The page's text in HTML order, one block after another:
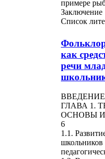
примере
Заключение
Список
как
речи
ВВЕДЕНИЕ
ГЛАВА 1.
ОСНОВЫ
6
1.1.
школьников